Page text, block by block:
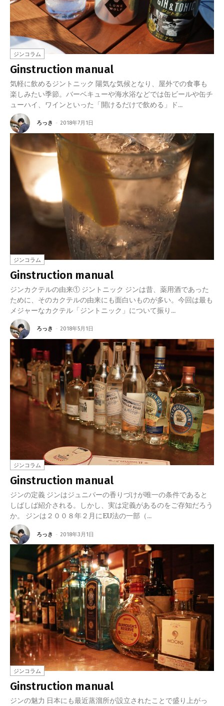
ジンコラム
Ginstruction manual
気軽に飲めるジントニック 陽気な気候となり、屋外での食事も
楽しみたい季節。バーベキューや海水浴などでは缶ビールや缶チ
ューハイ、ワインといった「開けるだけで飲める」ド...
ろっき - 2018年7月1日
ジンコラム
Ginstruction manual
ジンカクテルの由来① ジントニック ジンは昔、薬用酒であった
ために、そのカクテルの由来にも面白いものが多い。今回は最も
メジャーなカクテル「ジントニック」について振り...
ろっき - 2018年5月1日
ジンコラム
Ginstruction manual
ジンの定義 ジンはジュニパーの香りづけが唯一の条件であると
しばしば紹介される。しかし、実は定義があるのをご存知だろう
か。 ジンは２００８年２月にEU法の一部（...
ろっき - 2018年3月1日
ジンコラム
Ginstruction manual
ジンの魅力 日本にも最近蒸溜所が設立されたことで盛り上がっ